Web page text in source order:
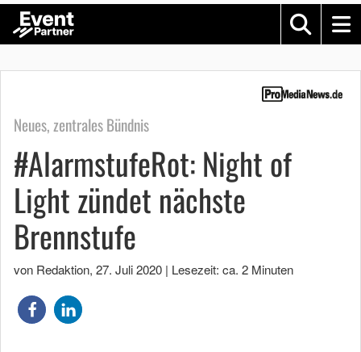
Neues, zentrales Bündnis
#AlarmstufeRot: Night of
Light zündet nächste
Brennstufe
von Redaktion, 27. Juli 2020 | Lesezeit: ca. 2 Minuten